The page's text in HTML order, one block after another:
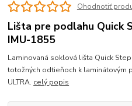
Ohodnotiť
Lišta pre podlahu Quick
IMU-1855
Laminovaná soklová lišta Quick
totožných odtieňoch k laminátovým
ULTRA. celý popis